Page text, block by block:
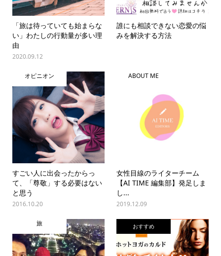
「旅は待っていても始まらな
い」わたしの行動量が多い理
由
2020.09.12
誰にも相談できない恋愛の悩
みを解決する方法
オピニオン
すごい人に出会ったからっ
て、「尊敬」する必要はない
と思う
2016.10.20
ABOUT ME
女性目線のライターチーム
【AI TIME 編集部】発足しま
し...
2019.12.09
旅 おすすめ